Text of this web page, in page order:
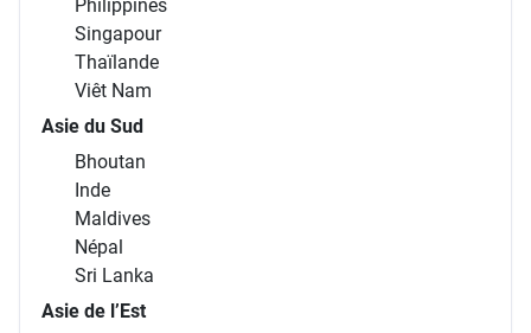
Philippines
Singapour
Thaïlande
Viêt Nam
Asie du Sud
Bhoutan
Inde
Maldives
Népal
Sri Lanka
Asie de l’Est